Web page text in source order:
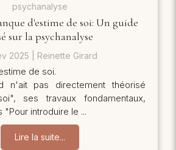
psychanalyse
d'estime de soi: Un guide
sur la psychanalyse
2025 Reinette Girard
de soi.
n'ait pas directement théorisé
ses travaux fondamentaux,
"Pour introduire le ...
Lire la suite...